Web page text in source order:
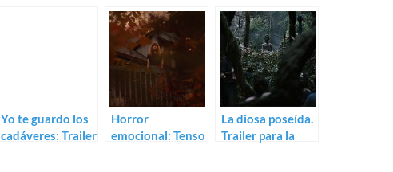
Yo te guardo los
cadáveres: Trailer
Horror
emocional: Tenso
La diosa poseída.
Trailer para la